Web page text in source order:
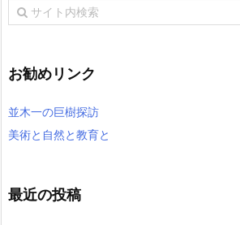
お勧めリンク
並木一の巨樹探訪
美術と自然と教育と
最近の投稿